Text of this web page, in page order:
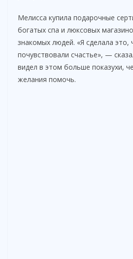
Мелисса купила подарочные
богатых спа и люксовых
знакомых людей. «Я сделала это,
почувствовали счастье», —
видел в этом больше показухи,
желания помочь.